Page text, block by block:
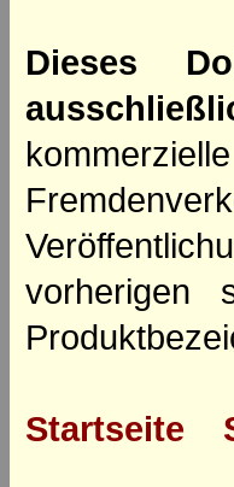
Dieses
vorherigen
Startseite